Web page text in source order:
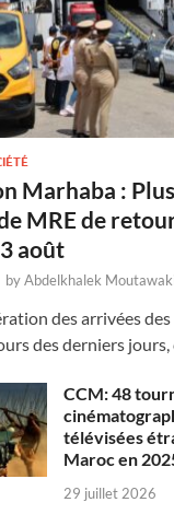
Marhaba :
MRE de
août
byAbdelkhalek
des arrivées
des derniers jours,
CCM: 48
télévisées
Maroc en
29 juillet 2026